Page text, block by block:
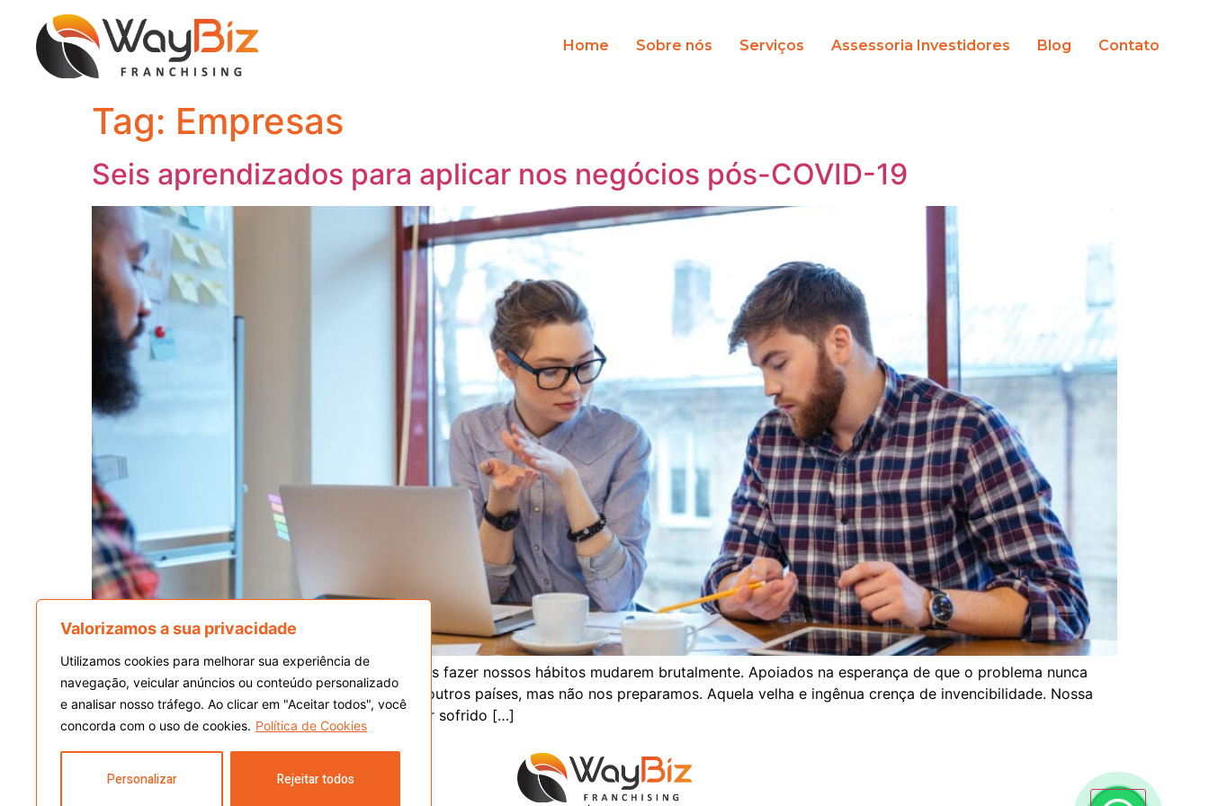
Valorizamos a sua privacidade
Utilizamos cookies para melhorar sua experiência de
navegação, veicular anúncios ou conteúdo personalizado
e analisar nosso tráfego. Ao clicar em "Aceitar todos", você
concorda com o uso de cookies. Política de Cookies
Personalizar Rejeitar todos
Home Sobre nós Serviços Assessoria Investidores Blog Contato
Tag: Empresas
Seis aprendizados para aplicar nos negócios pós-COVID-19
Como em um piscar de olhos, vimos o coronavírus fazer nossos hábitos mudarem brutalmente. Apoiados na esperança de que o problema nunca
chegaria em nossas vidas, vimos o exemplo dos outros países, mas não nos preparamos. Aquela velha e ingênua crença de invencibilidade. Nossa
geração foi – até então –, agraciada por nunca ter sofrido […]